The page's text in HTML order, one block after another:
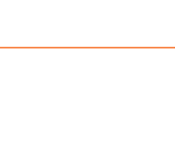
Produktsicherheit
& Bercker